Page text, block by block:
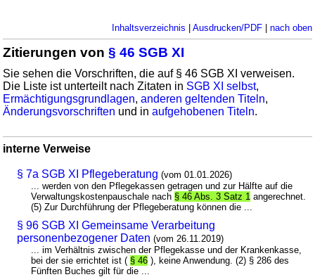
Inhaltsverzeichnis | Ausdrucken/PDF| nach oben
Zitierungen von§ 46 SGB XI
Sie sehen die Vorschriften, die auf § 46 SGB XI verweisen.
Die Liste ist unterteilt nach Zitaten in SGB XI selbst,
Ermächtigungsgrundlagen,anderen geltenden Titeln,
Änderungsvorschriften und inaufgehobenen Titeln.
interne Verweise
§ 7a SGB XI Pflegeberatung (vom 01.01.2026)
... werden von den Pflegekassen getragen und zur Hälfte auf die
Verwaltungskostenpauschale nach § 46 Abs. 3 Satz 1 angerechnet.
(5) Zur Durchführung der Pflegeberatung können die ...
§ 96 SGB XI Gemeinsame Verarbeitung
personenbezogener Daten (vom 26.11.2019)
... im Verhältnis zwischen der Pflegekasse und der Krankenkasse,
bei der sie errichtet ist ( § 46 ), keine Anwendung. (2) § 286 des
Fünften Buches gilt für die ...